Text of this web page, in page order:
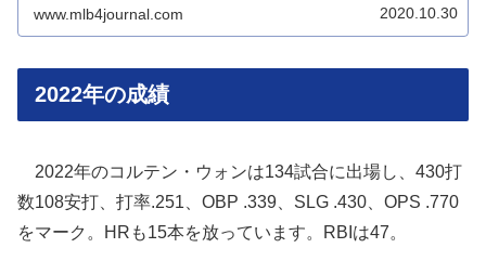
www.mlb4journal.com 2020.10.30
2022年の成績
2022年のコルテン・ウォンは134試合に出場し、430打
数108安打、打率.251、OBP .339、SLG .430、OPS .770
をマーク。HRも15本を放っています。RBIは47。